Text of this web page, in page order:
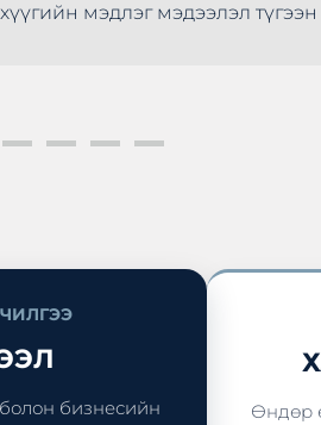
мэдлэг мэдээлэл
бизнесийн
Өндөр